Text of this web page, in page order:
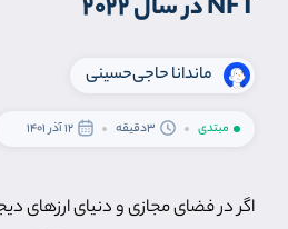
NFT در سال 2022
ماندانا حاجی‌حسینی
مبتدی 3دقیقه 12 آذر 1401
اگر در فضای مجازی و دنیای ارزهای